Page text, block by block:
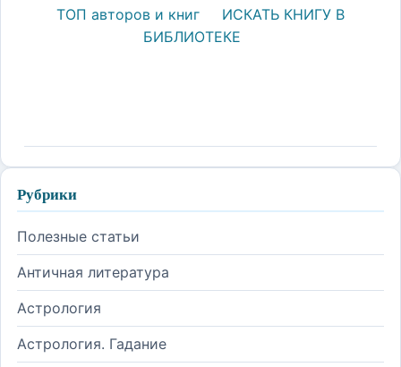
ТОП авторов и книг
ИСКАТЬ КНИГУ В
БИБЛИОТЕКЕ
Рубрики
Полезные статьи
Античная литература
Астрология
Астрология. Гадание